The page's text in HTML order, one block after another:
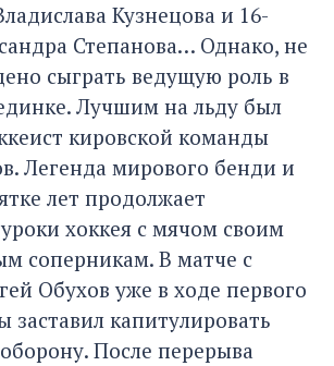
Кузнецова и 16-
Степанова… Однако, не
сыграть ведущую роль в
Лучшим на льду был
кировской команды
Легенда мирового бенди и
лет продолжает
хоккея с мячом своим
соперникам. В матче с
Обухов уже в ходе первого
капитулировать
После перерыва